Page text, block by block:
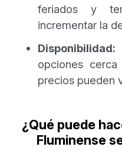
feriados y
incrementar la
Disponibilidad:
opciones
precios pueden
¿Qué puede
Fluminense